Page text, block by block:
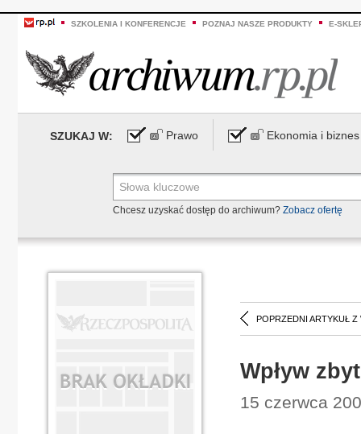
SZKOLENIA I KONFERENCJE POZNAJ NASZE PRODUKTY E-
SZUKAJ W: Prawo Ekonomia i biznes
Chcesz uzyskać dostęp do archiwum? Zobacz ofertę
POPRZEDNI ARTYKUŁ Z
Wpływ
15 czerwca